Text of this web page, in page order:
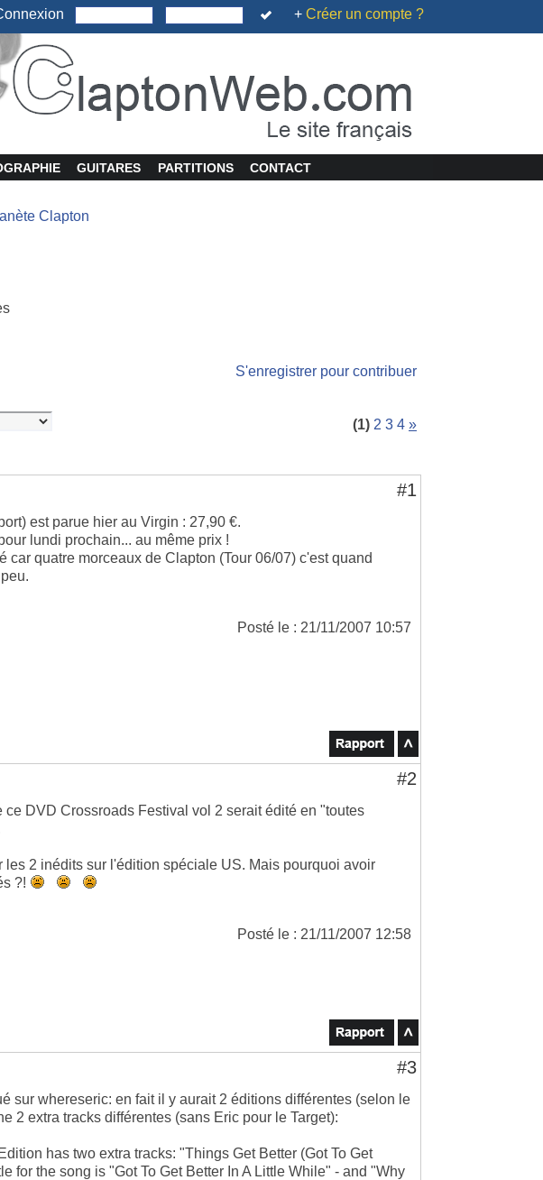
+ Créer un compte ?
GUITARES PARTITIONS CONTACT
Clapton
S'enregistrer pour contribuer
(1) 2 3 4 »
#1
est parue hier au Virgin : 27,90 €.
lundi prochain... au même prix !
car quatre morceaux de Clapton (Tour 06/07) c'est quand
Posté le : 21/11/2007 10:57
#2
ce DVD Crossroads Festival vol 2 serait édité en "toutes
les 2 inédits sur l'édition spéciale US. Mais pourquoi avoir
?!
Posté le : 21/11/2007 12:58
#3
sur whereseric: en fait il y aurait 2 éditions différentes (selon le
2 extra tracks différentes (sans Eric pour le Target):
has two extra tracks: "Things Get Better (Got To Get
for the song is "Got To Get Better In A Little While" - and "Why